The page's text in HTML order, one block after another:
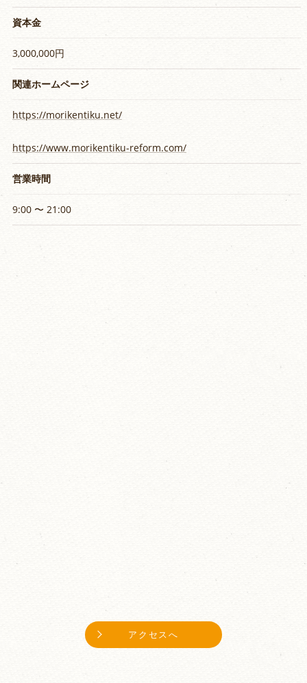
資本金
3,000,000円
関連ホームページ
https://morikentiku.net/
https://www.morikentiku-reform.com/
営業時間
9:00 〜 21:00
アクセスへ